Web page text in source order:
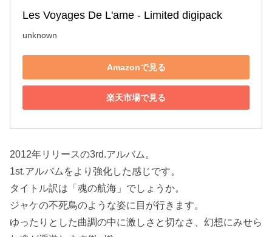
Les Voyages De L'ame - Limited digipack
unknown
Amazonで見る
楽天市場で見る
2012年リリースの3rd.アルバム。
1st.アルバムをより強化した感じです。
タイトル訳は「魂の航海」でしょうか。
ジャケの不死鳥のような姿に目が行きます。
ゆったりとした曲調の中に激しさと切なさ、幻想にみせら